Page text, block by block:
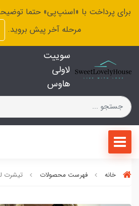
برای پرداخت با «اسنپ‌پی» حتما
مرحله آخر پیش بروید.
سوییت
لاولی
هاوس
خانه فهرست محصولات تیشرت